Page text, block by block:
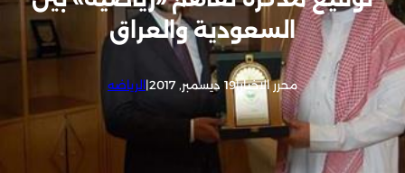
السعودية والعراق
محرر الاخبار|19 ديسمبر, 2017 |الرياضه